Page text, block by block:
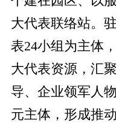
大代表联络站。
表24小组为主体
大代表资源，汇
导、企业领军人
元主体，形成推